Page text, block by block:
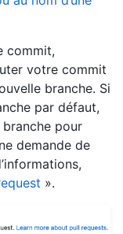
commit,
votre commit
branche. Si
par défaut,
pour
demande de
».